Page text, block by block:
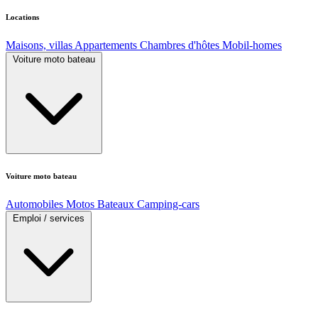
Locations
Maisons, villas Appartements Chambres d'hôtes Mobil-homes
Voiture moto bateau
Voiture moto bateau
Automobiles Motos Bateaux Camping-cars
Emploi / services